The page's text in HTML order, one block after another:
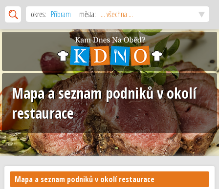
okres: Příbram města: ... všechna ...
Mapa a seznam podniků v okolí
restaurace
Mapa a seznam podniků v okolí restaurace